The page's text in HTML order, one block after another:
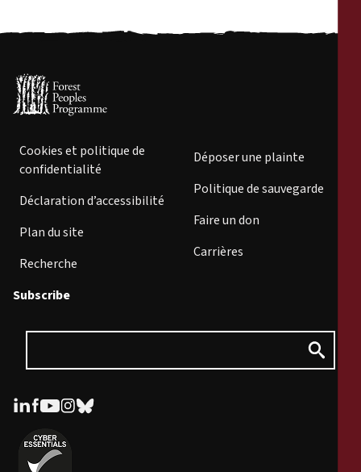
Cookies et politique de
confidentialité
Déclaration d’accessibilité
Plan du site
Recherche
Déposer une plainte
Politique de sauvegarde
Faire un don
Carrières
Subscribe